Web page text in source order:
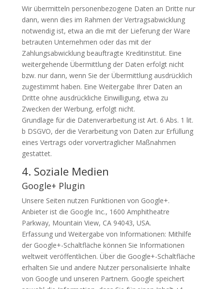
Wir übermitteln personenbezogene Daten an Dritte nur
dann, wenn dies im Rahmen der Vertragsabwicklung
notwendig ist, etwa an die mit der Lieferung der Ware
betrauten Unternehmen oder das mit der
Zahlungsabwicklung beauftragte Kreditinstitut. Eine
weitergehende Übermittlung der Daten erfolgt nicht
bzw. nur dann, wenn Sie der Übermittlung ausdrücklich
zugestimmt haben. Eine Weitergabe Ihrer Daten an
Dritte ohne ausdrückliche Einwilligung, etwa zu
Zwecken der Werbung, erfolgt nicht.
Grundlage für die Datenverarbeitung ist Art. 6 Abs. 1 lit.
b DSGVO, der die Verarbeitung von Daten zur Erfüllung
eines Vertrags oder vorvertraglicher Maßnahmen
gestattet.
4. Soziale Medien
Google+ Plugin
Unsere Seiten nutzen Funktionen von Google+.
Anbieter ist die Google Inc., 1600 Amphitheatre
Parkway, Mountain View, CA 94043, USA.
Erfassung und Weitergabe von Informationen: Mithilfe
der Google+-Schaltfläche können Sie Informationen
weltweit veröffentlichen. Über die Google+-Schaltfläche
erhalten Sie und andere Nutzer personalisierte Inhalte
von Google und unseren Partnern. Google speichert